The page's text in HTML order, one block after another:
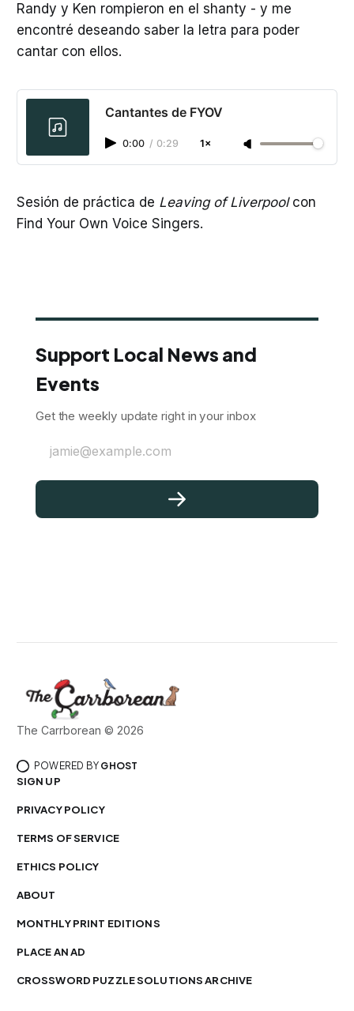
Randy y Ken rompieron en el shanty - y me
encontré deseando saber la letra para poder
cantar con ellos.
Cantantes de FYOV
0:00 / 0:29 1×
Sesión de práctica de Leaving of Liverpool con
Find Your Own Voice Singers.
Support Local News and
Events
Get the weekly update right in your inbox
jamie@example.com
The Carrborean © 2026
POWERED BY GHOST
SIGN UP
PRIVACY POLICY
TERMS OF SERVICE
ETHICS POLICY
ABOUT
MONTHLY PRINT EDITIONS
PLACE AN AD
CROSSWORD PUZZLE SOLUTIONS ARCHIVE